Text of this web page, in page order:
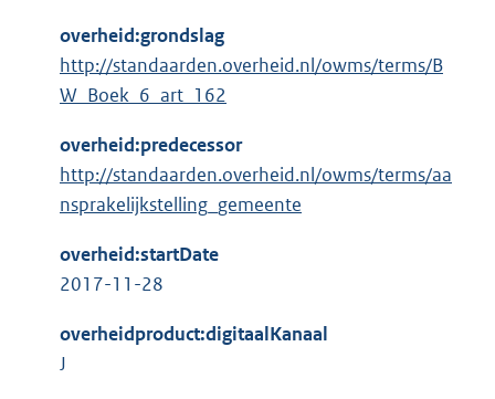
overheid:grondslag
http://standaarden.overheid.nl/owms/terms/B
W_Boek_6_art_162
overheid:predecessor
http://standaarden.overheid.nl/owms/terms/aa
nsprakelijkstelling_gemeente
overheid:startDate
2017-11-28
overheidproduct:digitaalKanaal
J